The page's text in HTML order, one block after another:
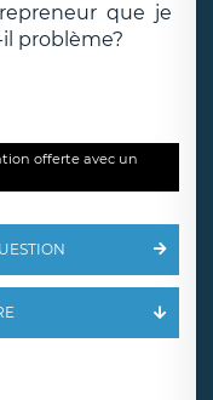
que je
il problème?
offerte avec un